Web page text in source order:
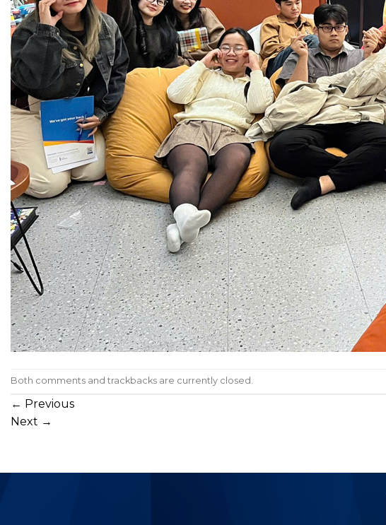
Both comments and trackbacks are currently closed.
← Previous
Next →